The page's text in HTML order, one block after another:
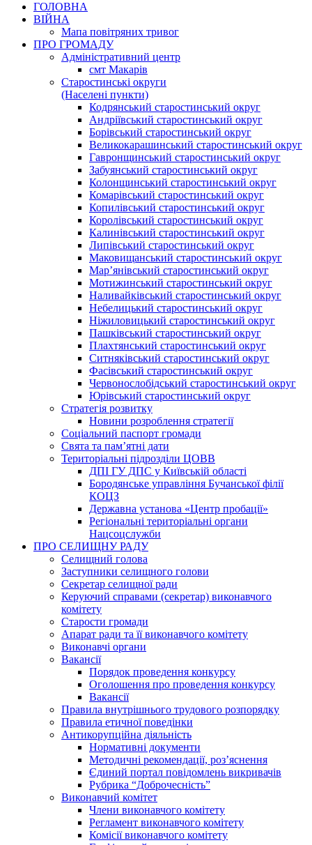
ГОЛОВНА
ВІЙНА
Мапа повітряних тривог
ПРО ГРОМАДУ
Aдміністративний центр
смт Макарів
Старостинські округи
(Населені пункти)
Кодрянський старостинський округ
Андріївський старостинський округ
Борівський старостинський округ
Великокарашинський старостинський округ
Гавронщинський старостинський округ
Забуянський старостинський округ
Колонщинський старостинський округ
Комарівський старостинський округ
Копилівський старостинський округ
Королівський старостинський округ
Калинівський старостинський округ
Липівський старостинський округ
Маковищанський старостинський округ
Мар’янівський старостинський округ
Мотижинський старостинський округ
Наливайківський старостинський округ
Небелицький старостинський округ
Ніжиловицький старостинський округ
Пашківський старостинський округ
Плахтянський старостинський округ
Ситняківський старостинський округ
Фасівський старостинський округ
Червонослобідський старостинський округ
Юрівський старостинський округ
Стратегія розвитку
Новини розроблення стратегії
Соціальний паспорт громади
Свята та пам’ятні дати
Територіальні підрозділи ЦОВВ
ДПІ ГУ ДПС у Київській області
Бородянське управління Бучанської філії
КОЦЗ
Державна установа «Центр пробації»
Регіональні територіальні органи
Нацсоцслужби
ПРО СЕЛИЩНУ РАДУ
Селищний голова
Заступники селищного голови
Секретар селищної ради
Керуючий справами (секретар) виконавчого
комітету
Старости громади
Апарат ради та її виконавчого комітету
Виконавчі органи
Вакансії
Порядок проведення конкурсу
Оголошення про проведення конкурсу
Вакансії
Правила внутрішнього трудового розпорядку
Правила етичної поведінки
Антикорупційна діяльність
Нормативні документи
Методичні рекомендації, роз’яснення
Єдиний портал повідомлень викривачів
Рубрика “Доброчесність”
Виконавчий комітет
Члени виконавчого комітету
Регламент виконавчого комітету
Комісії виконавчого комітету